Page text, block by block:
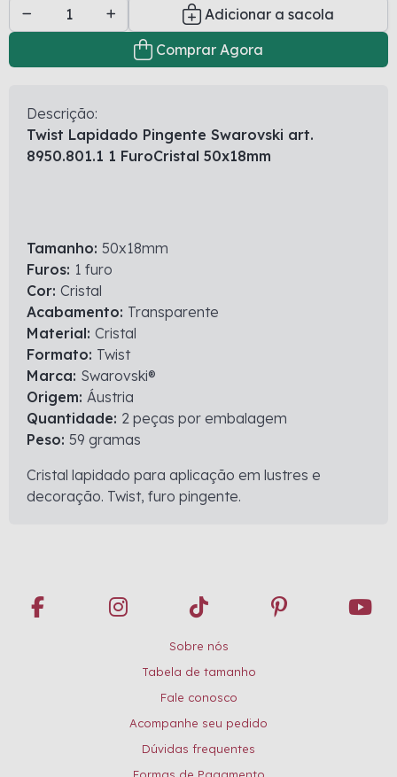
Adicionar a sacola
Comprar Agora
Descrição:
Twist Lapidado Pingente Swarovski art.
8950.801.1 1 FuroCristal 50x18mm
Tamanho: 50x18mm
Furos: 1 furo
Cor: Cristal
Acabamento: Transparente
Material: Cristal
Formato: Twist
Marca: Swarovski®
Origem: Áustria
Quantidade: 2 peças por embalagem
Peso: 59 gramas
Cristal lapidado para aplicação em lustres e
decoração. Twist, furo pingente.
Sobre nós
Tabela de tamanho
Fale conosco
Acompanhe seu pedido
Dúvidas frequentes
Formas de Pagamento